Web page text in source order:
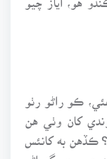
ڪو راڻو رٺو
کان وٺي هن
ڪڏهن به کانئس
جو سڄو گهراڻو